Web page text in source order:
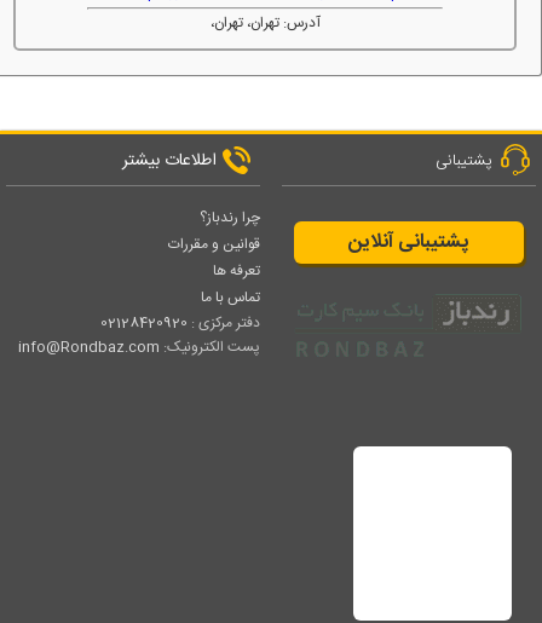
آدرس: تهران، تهران،
پشتیبانی
پشتیبانی آنلاین
اطلاعات بیشتر
چرا رندباز؟
قوانین و مقررات
تعرفه ها
تماس با ما
دفتر مرکزی : 02128420920
پست الکترونیک: info@Rondbaz.com